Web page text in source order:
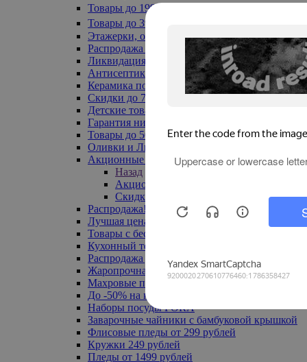
Товары до 199₽
Товары до 399₽
Этажерки, обувницы
Распродажа текстиля до -50%
Ликвидация до -70%
Антисептики
Керамика по 129 руб
Скидки до 70%
Детские товары
Гарантия низкой цены
Товары до 500 руб
Оливки и Лимоны
Акционные товары
Назад
Акционные товары
Скидка 20% по промокоду
Распродажа! Ульяновск до -70%
Лучшая цена
Товары с бесплатной доставкой
Кухонный текстиль
Распродажа до -50%
Жаропрочная посуда
Махровые полотенца
До -50% на ковры
Наборы посуды FORA
Заварочные чайники с бамбуковой крышкой
Флисовые пледы от 299 рублей
Кружки 249 рублей
Пледы от 1499 рублей